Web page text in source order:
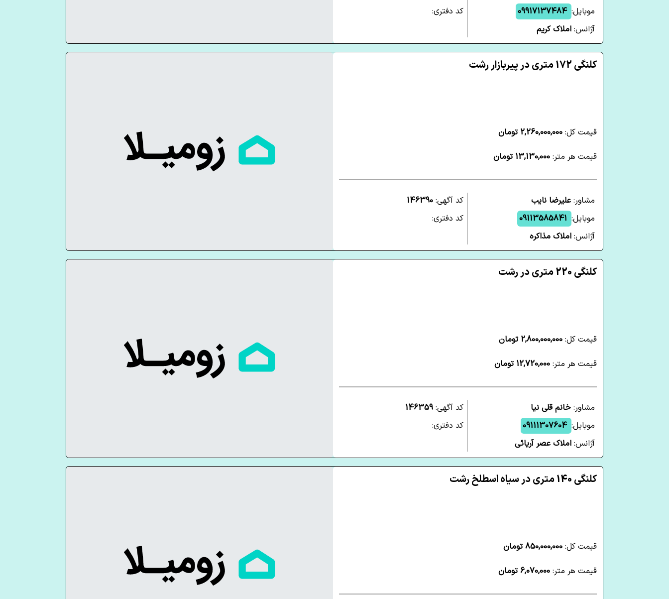
موبایل: 09917137484
آژانس: املاک کریم
کد دفتری:
کلنگی 172 متری در پیربازار رشت
قیمت کل: 2,260,000,000 تومان
قیمت هر متر: 13,130,000 تومان
مشاور: علیرضا نایب
موبایل: 09113585841
آژانس: املاک مذاکره
کد آگهی: 146390
کد دفتری:
کلنگی 220 متری در رشت
قیمت کل: 2,800,000,000 تومان
قیمت هر متر: 12,720,000 تومان
مشاور: خانم قلی نیا
موبایل: 09111307604
آژانس: املاک عصر آریائی
کد آگهی:146359
کد دفتری:
کلنگی 140 متری در سیاه اسطلخ رشت
قیمت کل: 850,000,000 تومان
قیمت هر متر: 6,070,000 تومان